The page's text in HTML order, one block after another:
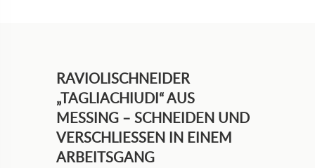
RAVIOLISCHNEIDER
„TAGLIACHIUDI“ AUS
MESSING – SCHNEIDEN UND
VERSCHLIESSEN IN EINEM A
RBEITSGANG